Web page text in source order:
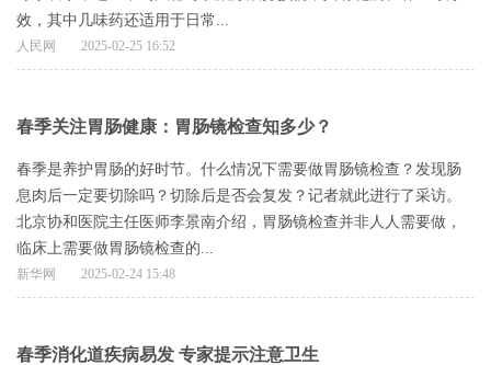
效，其中几味药还适用于日常...
人民网 2025-02-25 16:52
春季关注胃肠健康：胃肠镜检查知多少？
春季是养护胃肠的好时节。什么情况下需要做胃肠镜检查？发现肠
息肉后一定要切除吗？切除后是否会复发？记者就此进行了采访。
北京协和医院主任医师李景南介绍，胃肠镜检查并非人人需要做，
临床上需要做胃肠镜检查的...
新华网 2025-02-24 15:48
春季消化道疾病易发 专家提示注意卫生